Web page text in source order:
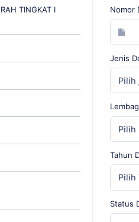
TINGKAT I
Nomor
Jenis
Pilih
Pilih
Tahun
Pilih
Status